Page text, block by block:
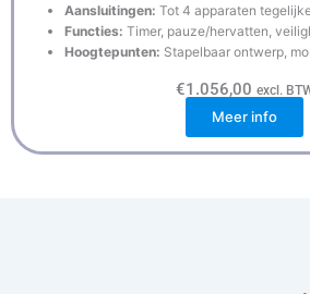
Aansluitingen: Tot 4 apparaten
Functies: Timer, pauze/hervatten,
Hoogtepunten: Stapelbaar ontwerp,
€1.056,00 excl.
Meer info